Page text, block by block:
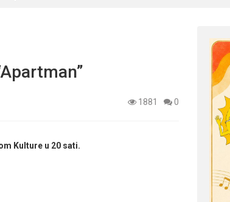
1881 0
Kulture u 20 sati.